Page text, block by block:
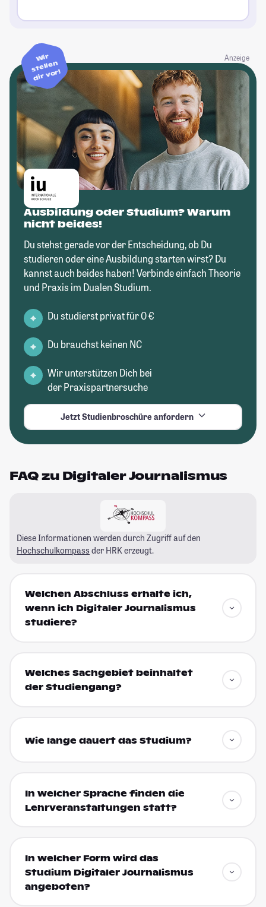
Anzeige
Wir
stellen
dir vor!
Ausbildung oder Studium? Warum
nicht beides!
Du stehst gerade vor der Entscheidung, ob Du
studieren oder eine Ausbildung starten wirst? Du
kannst auch beides haben! Verbinde einfach Theorie
und Praxis im Dualen Studium.
Du studierst privat für 0 €
Du brauchst keinen NC
Wir unterstützen Dich bei
der Praxispartnersuche
Jetzt Studienbroschüre anfordern
FAQ zu Digitaler Journalismus
Diese Informationen werden durch Zugriff auf den
Hochschulkompass der HRK erzeugt.
Welchen Abschluss erhalte ich,
wenn ich Digitaler Journalismus
studiere?
Welches Sachgebiet beinhaltet
der Studiengang?
Wie lange dauert das Studium?
In welcher Sprache finden die
Lehrveranstaltungen statt?
In welcher Form wird das
Studium Digitaler Journalismus
angeboten?